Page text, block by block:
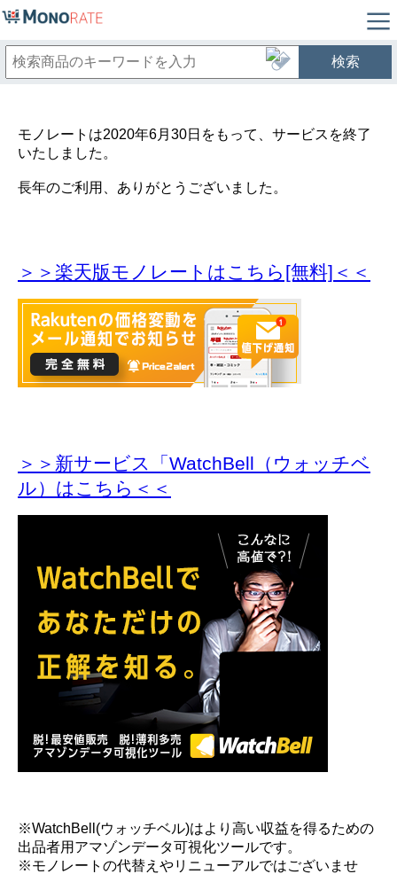
検索
モノレートは2020年6月30日をもって、サービスを終了
いたしました。
長年のご利用、ありがとうございました。
＞＞楽天版モノレートはこちら[無料]＜＜
＞＞新サービス「WatchBell（ウォッチベ
ル）はこちら＜＜
※WatchBell(ウォッチベル)はより高い収益を得るための
出品者用アマゾンデータ可視化ツールです。
※モノレートの代替えやリニューアルではございませ